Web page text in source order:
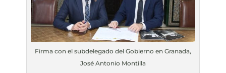
Firma con el subdelegado del Gobierno en Granada,
José Antonio Montilla